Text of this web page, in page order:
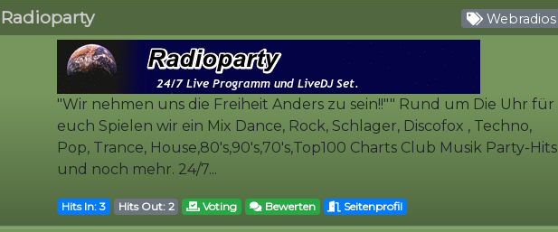
Radioparty Webradios
"Wir nehmen uns die Freiheit Anders zu sein!!"" Rund um Die Uhr für
euch Spielen wir ein Mix Dance, Rock, Schlager, Discofox , Techno,
Pop, Trance, House,80's,90's,70's,Top100 Charts Club Musik Party-Hits
und noch mehr. 24/7...
Hits In: 3 Hits Out: 2 Voting Bewerten Seitenprofil